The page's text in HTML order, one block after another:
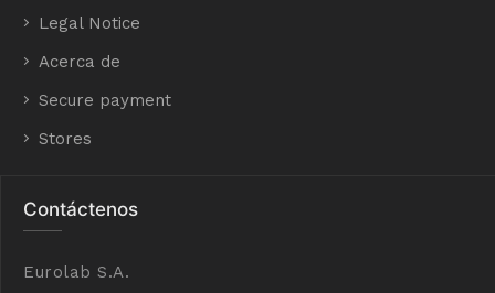
Legal Notice
Acerca de
Secure payment
Stores
Contáctenos
Eurolab S.A.